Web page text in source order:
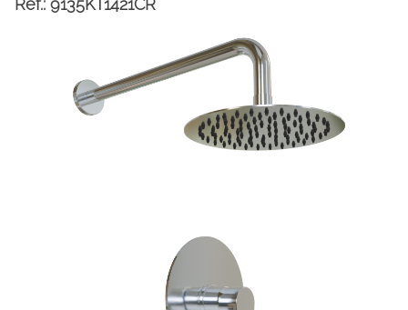
Ref.: 9135KT1421CR